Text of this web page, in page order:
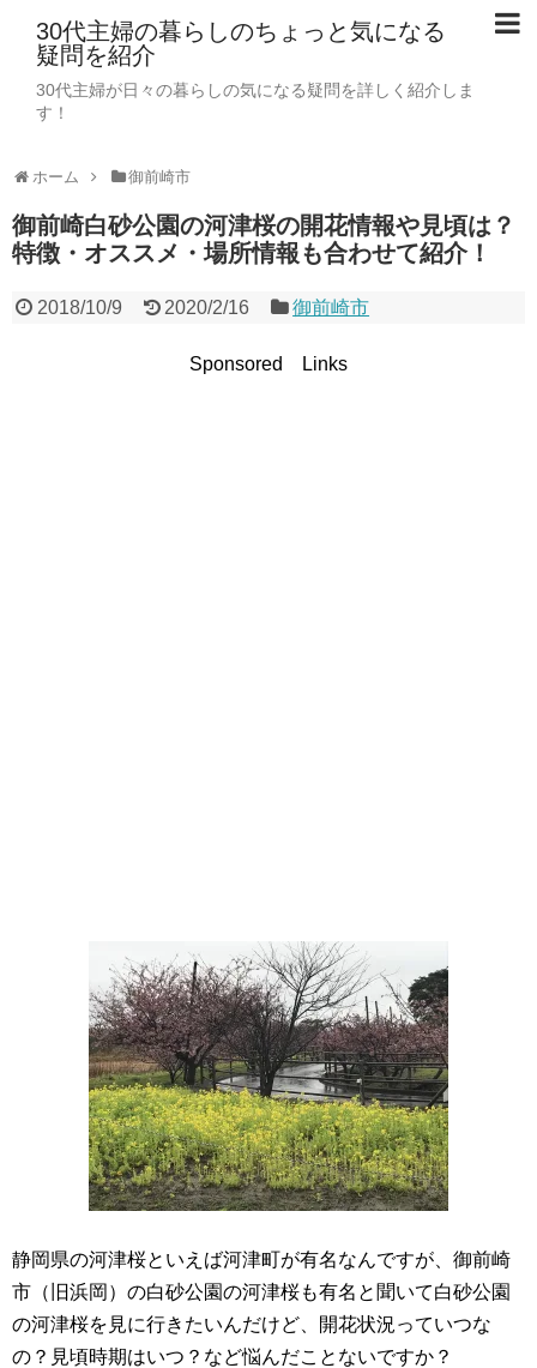
30代主婦の暮らしのちょっと気になる
疑問を紹介
30代主婦が日々の暮らしの気になる疑問を詳しく紹介しま
す！
ホーム 御前崎市
御前崎白砂公園の河津桜の開花情報や見頃は？
特徴・オススメ・場所情報も合わせて紹介！
2018/10/9 2020/2/16 御前崎市
Sponsored Links
静岡県の河津桜といえば河津町が有名なんですが、御前崎
市（旧浜岡）の白砂公園の河津桜も有名と聞いて白砂公園
の河津桜を見に行きたいんだけど、開花状況っていつな
の？見頃時期はいつ？など悩んだことないですか？